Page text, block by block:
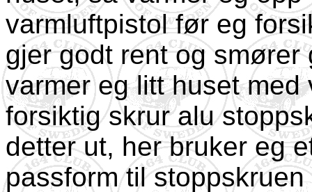
varmluftpistol før eg
gjer godt rent og
varmer eg litt huset
forsiktig skrur alu
detter ut, her bruker eg
passform til